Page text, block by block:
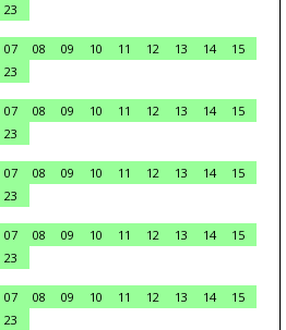
23
07 08 09 10 11 12 13 14
15
23
07 08 09 10 11 12 13 14
15
23
07 08 09 10 11 12 13 14
15
23
07 08 09 10 11 12 13 14
15
23
07 08 09 10 11 12 13 14
15
23